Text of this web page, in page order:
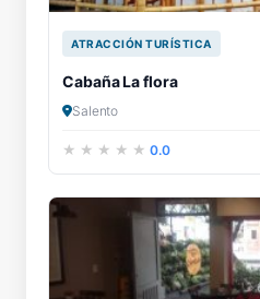
ATRACCIÓN TURÍSTICA
Cabaña La flora
Salento
0.0